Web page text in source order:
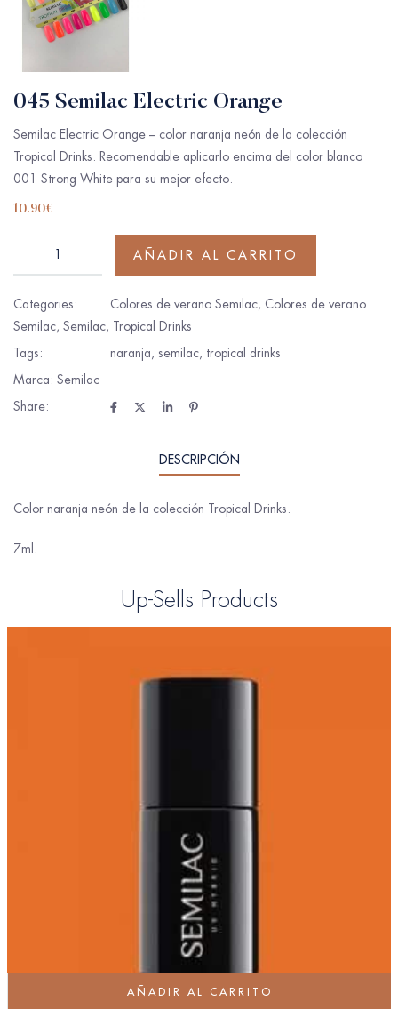
045 Semilac Electric Orange
Semilac Electric Orange – color naranja neón de la colección
Tropical Drinks. Recomendable aplicarlo encima del color blanco
001 Strong White para su mejor efecto.
10.90€
AÑADIR AL CARRITO
Categories: Colores de verano Semilac, Colores de verano
Semilac, Semilac, Tropical Drinks
Tags:
naranja, semilac, tropical drinks
Marca: Semilac
Share:
DESCRIPCIÓN
Color naranja neón de la colección Tropical Drinks.
7ml.
Up-Sells Products
AÑADIR AL CARRITO